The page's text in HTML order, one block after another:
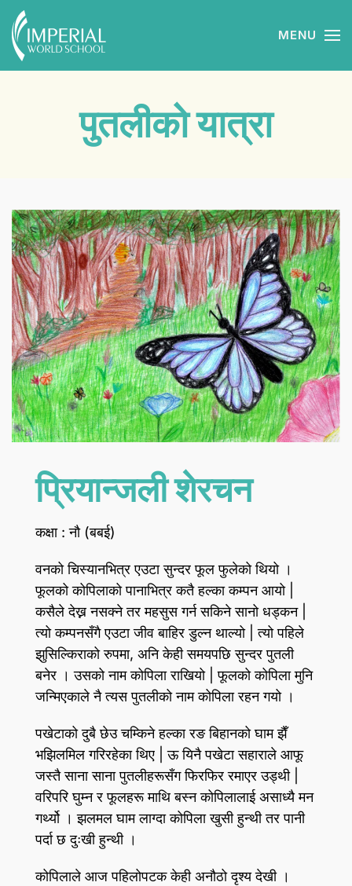
Skip to main content MENU
पुतलीको यात्रा
प्रियान्जली शेरचन
कक्षा : नौ (बबई)
वनको चिस्यानभित्र एउटा सुन्दर फूल फुलेको थियो ।
फूलको कोपिलाको पानाभित्र कतै हल्का कम्पन आयो |
कसैले देख्न नसक्ने तर महसुस गर्न सकिने सानो धड्कन |
त्यो कम्पनसँगै एउटा जीव बाहिर डुल्न थाल्यो | त्यो पहिले
झुसिल्किराको रुपमा, अनि केही समयपछि सुन्दर पुतली
बनेर । उसको नाम कोपिला राखियो | फूलको कोपिला मुनि
जन्मिएकाले नै त्यस पुतलीको नाम कोपिला रहन गयो ।
पखेटाको दुबै छेउ चम्किने हल्का रङ बिहानको घाम झैँ
भझिलमिल गरिरहेका थिए | ऊ यिनै पखेटा सहाराले आफू
जस्तै साना साना पुतलीहरूसँग फिरफिर रमाएर उड्थी |
वरिपरि घुम्न र फूलहरू माथि बस्न कोपिलालाई असाध्यै मन
गर्थ्यो । झलमल घाम लाग्दा कोपिला खुसी हुन्थी तर पानी
पर्दा छ दुःखी हुन्थी ।
कोपिलाले आज पहिलोपटक केही अनौठो दृश्य देखी ।